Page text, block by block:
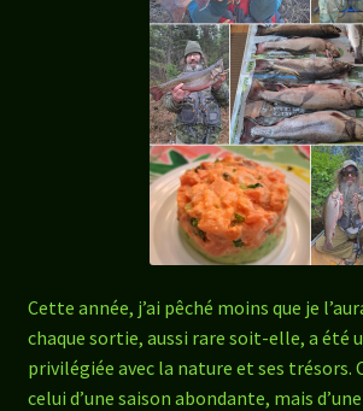
Cette année, j’ai pêché moins que je
chaque sortie, aussi rare soit-elle, a été
privilégiée avec la nature et ses trésors.
celui d’une saison abondante, mais